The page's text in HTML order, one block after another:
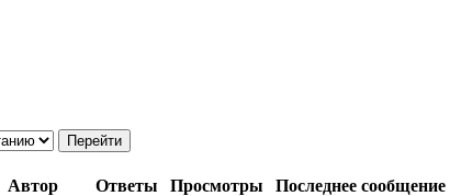
Автор Ответы Просмотры
Последнее сообщение